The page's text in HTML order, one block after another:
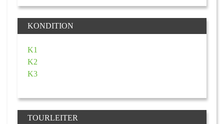
KONDITION
K1
K2
K3
TOURLEITER